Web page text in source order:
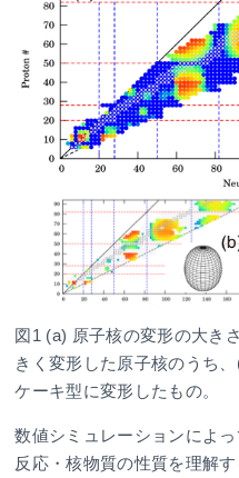
図1 (a) 原子核の変形の大き
きく変形した原子核のうち
ケーキ型に変形したもの。
数値シミュレーションによ
反応・核物質の性質を理解